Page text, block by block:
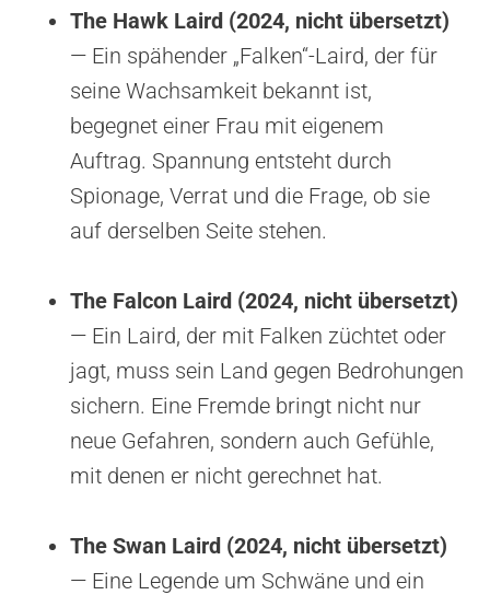
The Hawk Laird (2024, nicht übersetzt)
— Ein spähender „Falken“-Laird, der für
seine Wachsamkeit bekannt ist,
begegnet einer Frau mit eigenem
Auftrag. Spannung entsteht durch
Spionage, Verrat und die Frage, ob sie
auf derselben Seite stehen.
The Falcon Laird (2024, nicht übersetzt)
— Ein Laird, der mit Falken züchtet oder
jagt, muss sein Land gegen Bedrohungen
sichern. Eine Fremde bringt nicht nur
neue Gefahren, sondern auch Gefühle,
mit denen er nicht gerechnet hat.
The Swan Laird (2024, nicht übersetzt)
— Eine Legende um Schwäne und ein